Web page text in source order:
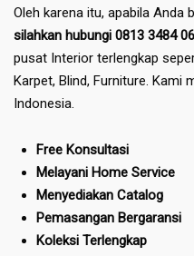
Oleh karena itu, apabila Anda
silahkan hubungi 0813 3484
pusat Interior terlengkap
Karpet, Blind, Furniture. Kami
Indonesia.
Free Konsultasi
Melayani Home Service
Menyediakan Catalog
Pemasangan Bergaransi
Koleksi Terlengkap